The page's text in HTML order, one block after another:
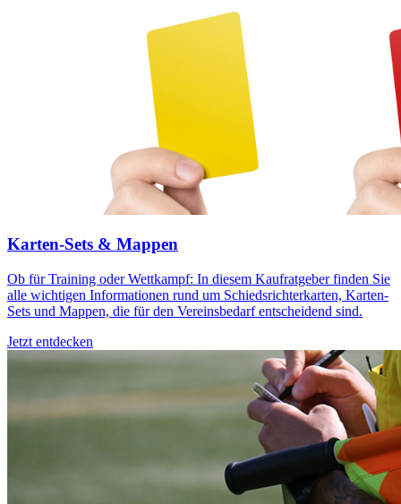
Karten-Sets & Mappen
Ob für Training oder Wettkampf: In diesem Kaufratgeber finden Sie
alle wichtigen Informationen rund um Schiedsrichterkarten, Karten-
Sets und Mappen, die für den Vereinsbedarf entscheidend sind.
Jetzt entdecken